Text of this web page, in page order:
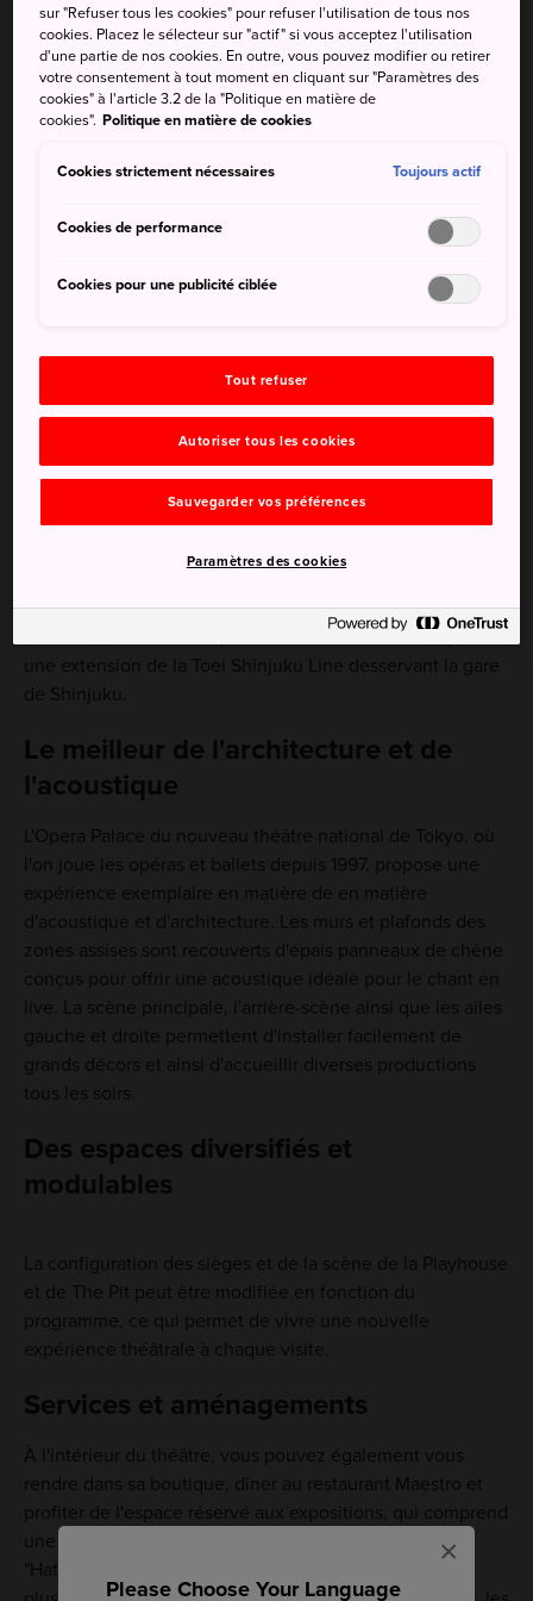
Please Choose Your Language
×
plus beaux lieux du monde
Le nouveau théâtre national de Tokyo (le NNTT) est le seul
théâtre du Japon entièrement dédié à l'opéra, au ballet, à
la danse et au théâtre. Comprenant l'Opera Palace, la
Playhouse et The Pit, les visiteurs peuvent apprécier les
dans un environnement de qualité.
Anecdotes
30 productions originales, 300 représentations et est
fréquenté par plus de 200 000 visiteurs par an
Parmi ses compagnies résidentes figurent les chœurs
du théâtre national et le ballet national du Japon
Comment s'y rendre
directement relié à la sortie centrale de la gare de
Hatsudai, accessible depuis la nouvelle Keio Line, qui est
une extension de la Toei Shinjuku Line desservant la gare
de Shinjuku.
Le meilleur de l'architecture et de
l'acoustique
L'Opera Palace du nouveau théâtre national de Tokyo, où
l'on joue les opéras et ballets depuis 1997, propose une
expérience exemplaire en matière de en matière
d'acoustique et d'architecture. Les murs et plafonds des
zones assises sont recouverts d'épais panneaux de chêne
conçus pour offrir une acoustique idéale pour le chant en
live. La scène principale, l'arrière-scène ainsi que les ailes
gauche et droite permettent d'installer facilement de
grands décors et ainsi d'accueillir diverses productions
tous les soirs.
Des espaces diversifiés et
modulables
La configuration des sièges et de la scène de la Playhouse
et de The Pit peut être modifiée en fonction du
programme, ce qui permet de vivre une nouvelle
expérience théâtrale à chaque visite.
Services et aménagements
À l'intérieur du théâtre, vous pouvez également vous
rendre dans sa boutique, dîner au restaurant Maestro et
profiter de l'espace réservé aux expositions, qui comprend
une exposition de costumes de scène surnommée
"Hatsudai Art Loft" (grenier artistique de Hatsudai). De
sur "Refuser tous les cookies" pour refuser l'utilisation de tous nos
cookies. Placez le sélecteur sur "actif" si vous acceptez l'utilisation
d'une partie de nos cookies. En outre, vous pouvez modifier ou retirer
votre consentement à tout moment en cliquant sur "Paramètres des
cookies" à l'article 3.2 de la "Politique en matière de
cookies". Politique en matière de cookies
Cookies strictement nécessaires Toujours actif
Cookies de performance
Cookies pour une publicité ciblée
Tout refuser
Autoriser tous les cookies
Sauvegarder vos préférences
Paramètres des cookies